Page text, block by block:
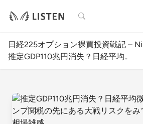
検索
日経225オプション裸買投資戦記 –
推定GDP110兆円消失？日経平均..